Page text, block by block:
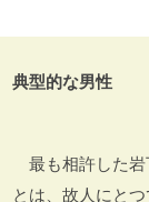
典型的な男性
最も相許した
とは、故人にと